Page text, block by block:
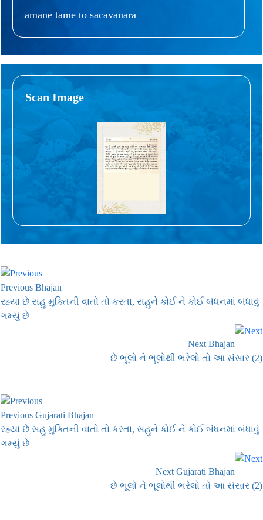
amanē tamē tō sācavanārā
Scan Image
Previous Bhajan
રહ્યા છે સહુ મુક્તિની વાતો તો કરતા, સહુને કોઈ ને કોઈ બંધનમાં બંધાવું
ગમ્યું છે
Next Bhajan
છે ભૂલો ને ભૂલોથી ભરેલો તો આ સંસાર (2)
Previous Gujarati Bhajan
રહ્યા છે સહુ મુક્તિની વાતો તો કરતા, સહુને કોઈ ને કોઈ બંધનમાં બંધાવું
ગમ્યું છે
Next Gujarati Bhajan
છે ભૂલો ને ભૂલોથી ભરેલો તો આ સંસાર (2)